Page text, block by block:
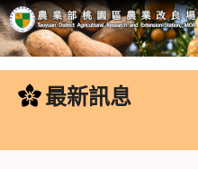
跳
內
最新訊息